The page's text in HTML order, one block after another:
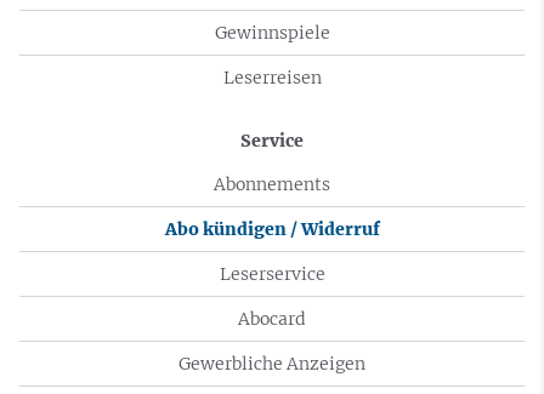
Gewinnspiele
Leserreisen
Service
Abonnements
Abo kündigen / Widerruf
Leserservice
Abocard
Gewerbliche Anzeigen